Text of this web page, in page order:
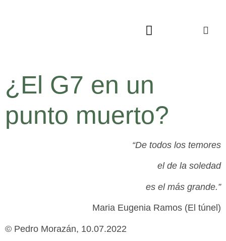
¿El G7 en un
punto muerto?
“De todos los temores
el de la soledad
es el más grande.”
Maria Eugenia Ramos (El túnel)
© Pedro Morazán, 10.07.2022